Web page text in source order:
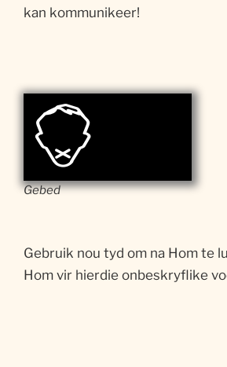
kan kommunikeer!
Gebed
Gebruik nou tyd om na Hom te
Hom vir hierdie onbeskryflike